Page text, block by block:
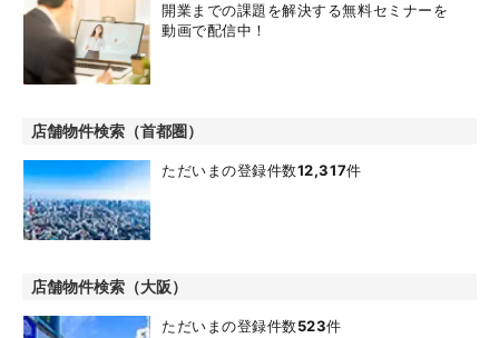
開業までの課題を解決する無料セミナーを
動画で配信中！
店舗物件検索（首都圏）
ただいまの登録件数12,317件
店舗物件検索（大阪）
ただいまの登録件数523件